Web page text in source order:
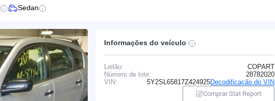
Sedan
Informações do veículo
Leilão:
COPART
Número de lote:
28782020
VIN:
5Y2SL65817Z424925Decodificação do VIN
Comprar Stat Report